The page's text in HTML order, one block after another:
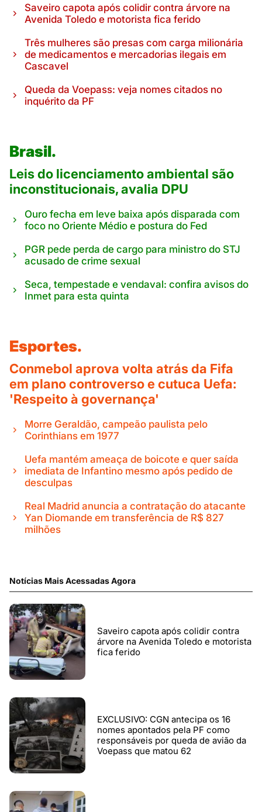
Saveiro capota após colidir contra árvore na
Avenida Toledo e motorista fica ferido
Três mulheres são presas com carga milionária
de medicamentos e mercadorias ilegais em
Cascavel
Queda da Voepass: veja nomes citados no
inquérito da PF
Brasil.
Leis do licenciamento ambiental são
inconstitucionais, avalia DPU
Ouro fecha em leve baixa após disparada com
foco no Oriente Médio e postura do Fed
PGR pede perda de cargo para ministro do STJ
acusado de crime sexual
Seca, tempestade e vendaval: confira avisos do
Inmet para esta quinta
Esportes.
Conmebol aprova volta atrás da Fifa
em plano controverso e cutuca Uefa:
'Respeito à governança'
Morre Geraldão, campeão paulista pelo
Corinthians em 1977
Uefa mantém ameaça de boicote e quer saída
imediata de Infantino mesmo após pedido de
desculpas
Real Madrid anuncia a contratação do atacante
Yan Diomande em transferência de R$ 827
milhões
Notícias Mais Acessadas Agora
Saveiro capota após colidir contra
árvore na Avenida Toledo e motorista
fica ferido
EXCLUSIVO: CGN antecipa os 16
nomes apontados pela PF como
responsáveis por queda de avião da
Voepass que matou 62